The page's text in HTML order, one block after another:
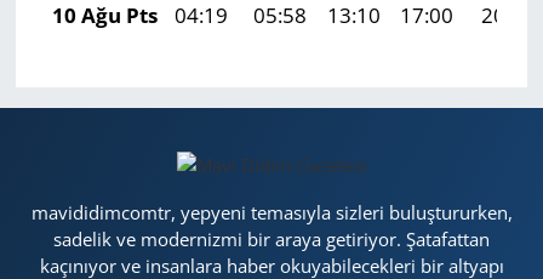
10 Ağu Pts
04:19 05:58 13:10 17:00 20:12
mavididimcomtr, yepyeni temasıyla sizleri buluştururken,
sadelik ve modernizmi bir araya getiriyor. Şatafattan
kaçınıyor ve insanlara haber okuyabilecekleri bir altyapı